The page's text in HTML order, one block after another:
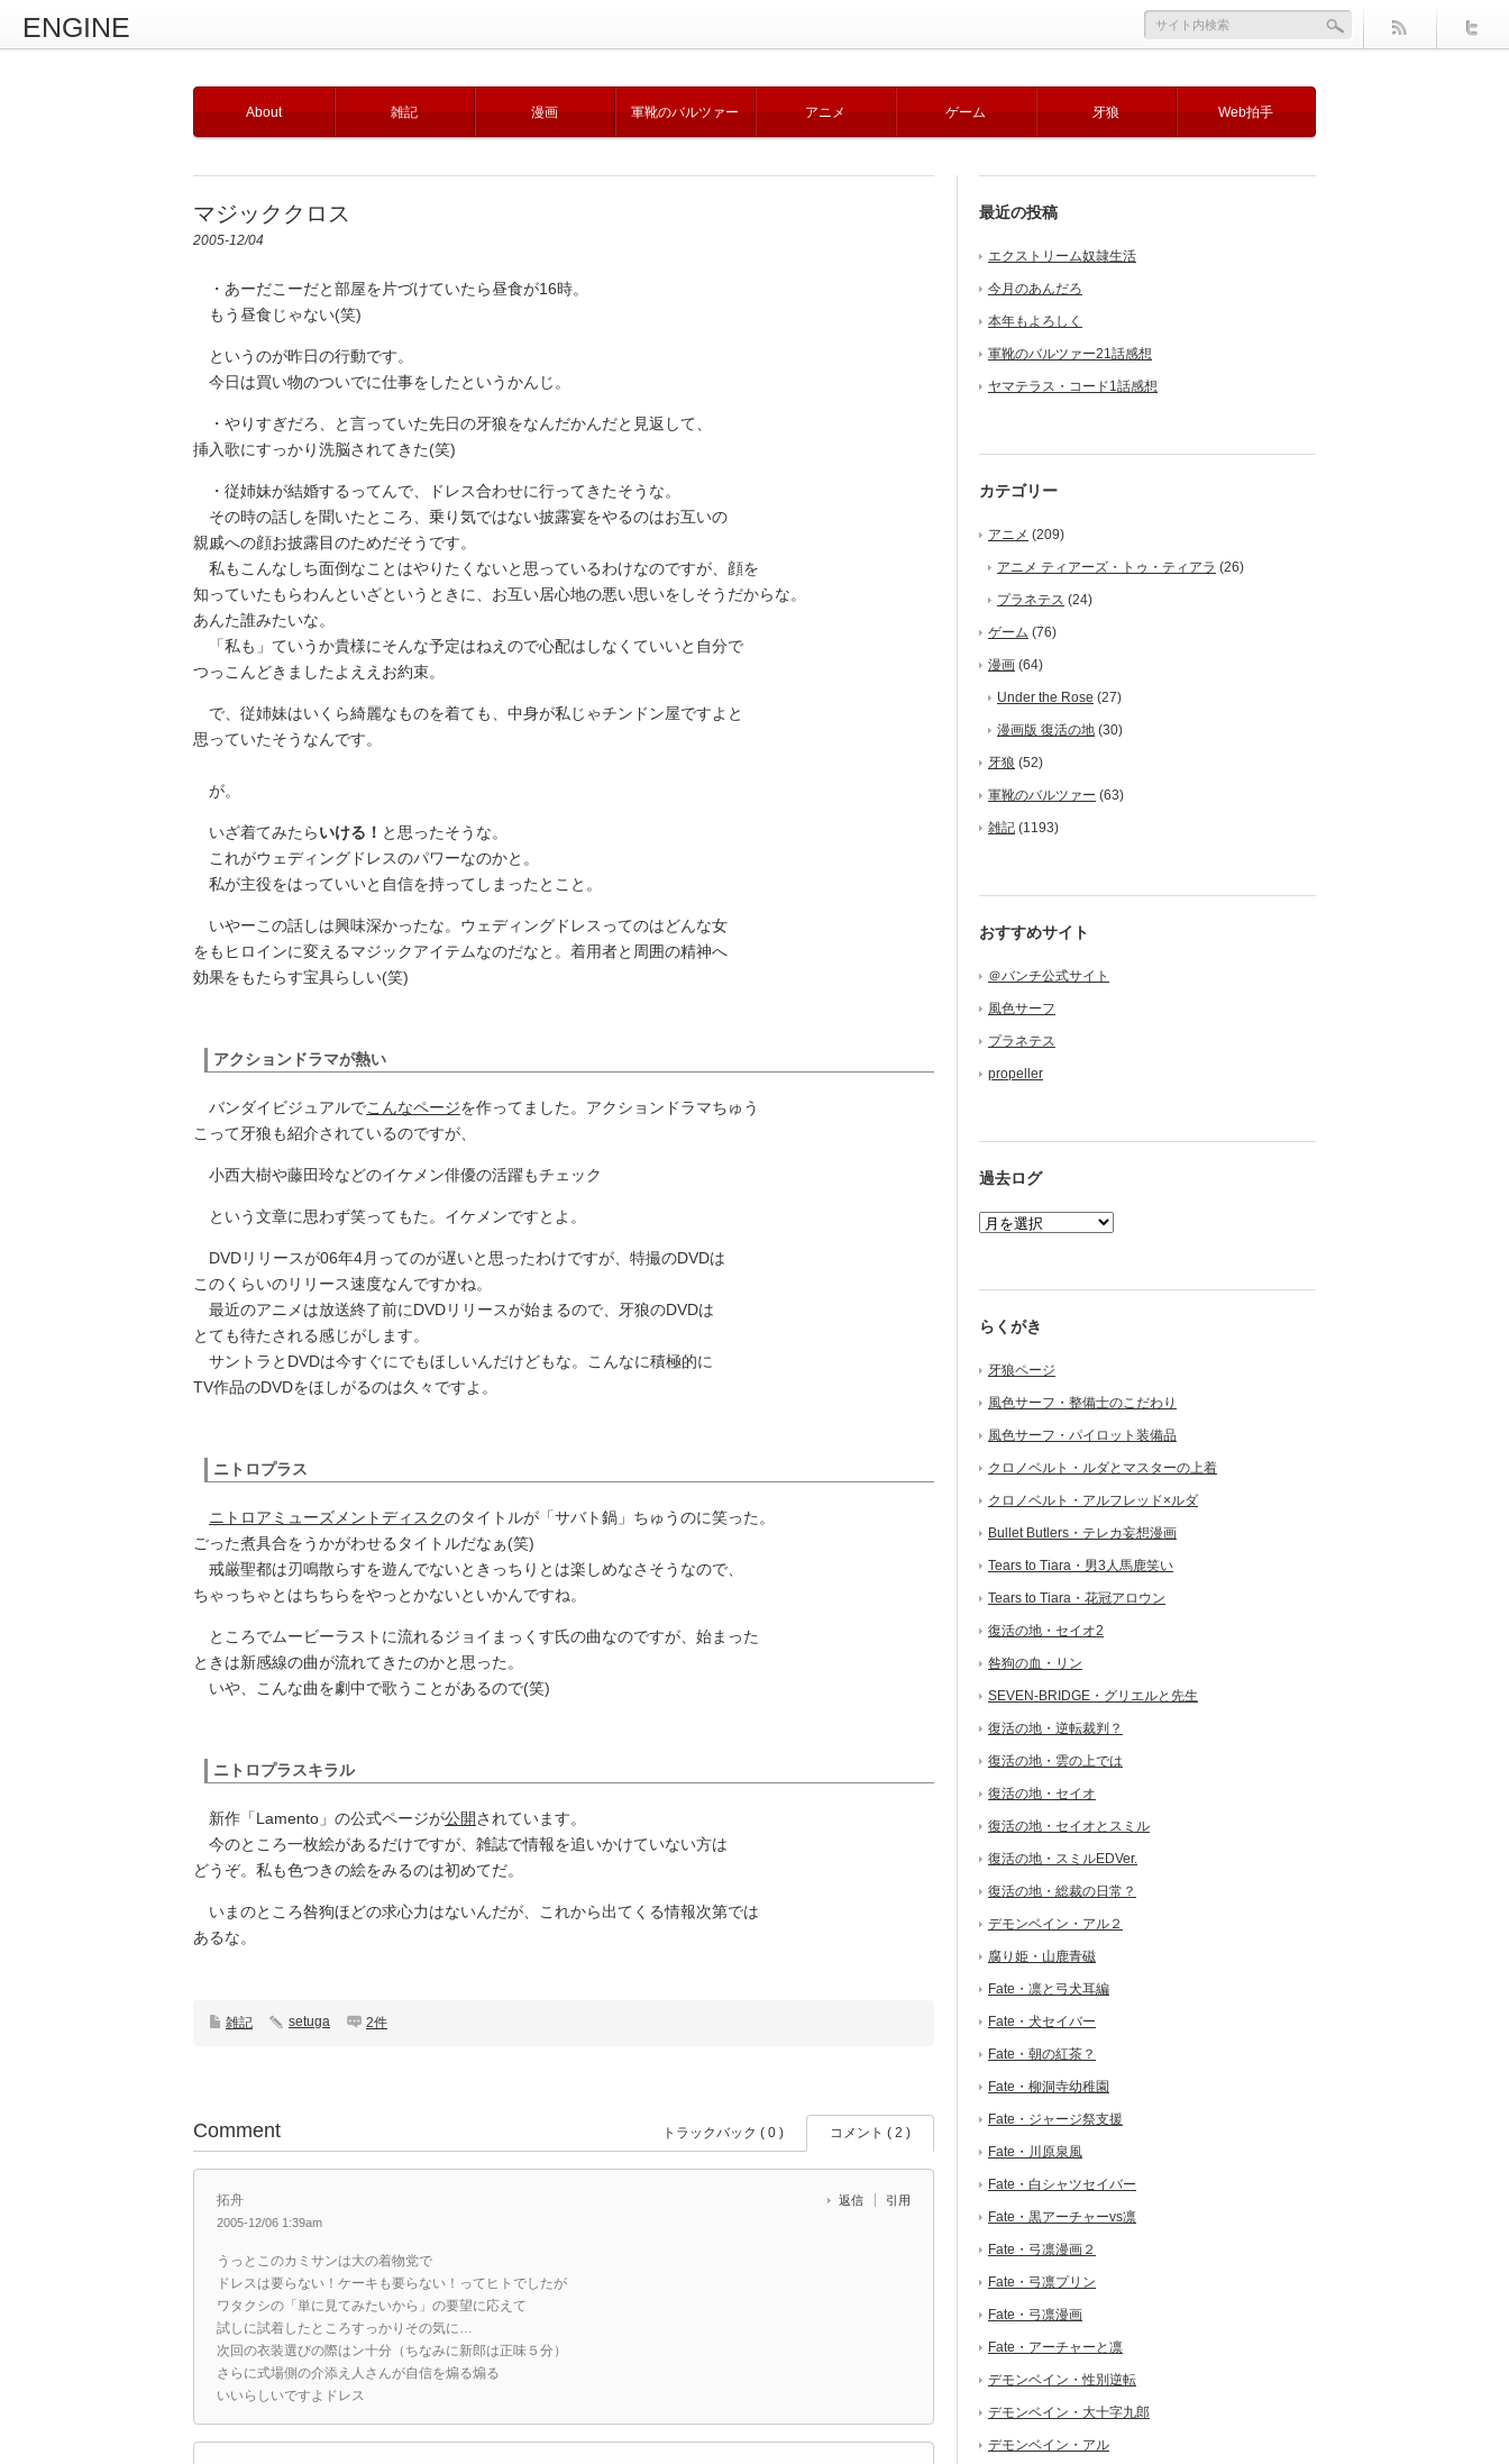
ENGINE
About 雑記 漫画 軍靴のバルツァー アニメ ゲーム 牙狼 Web拍手
マジッククロス
2005-12/04
・あーだこーだと部屋を片づけていたら昼食が16時。
もう昼食じゃない(笑)
というのが昨日の行動です。
今日は買い物のついでに仕事をしたというかんじ。
・やりすぎだろ、と言っていた先日の牙狼をなんだかんだと見返して、
挿入歌にすっかり洗脳されてきた(笑)
・従姉妹が結婚するってんで、ドレス合わせに行ってきたそうな。
その時の話しを聞いたところ、乗り気ではない披露宴をやるのはお互いの
親戚への顔お披露目のためだそうです。
私もこんなしち面倒なことはやりたくないと思っているわけなのですが、顔を
知っていたもらわんといざというときに、お互い居心地の悪い思いをしそうだからな。
あんた誰みたいな。
「私も」ていうか貴様にそんな予定はねえので心配はしなくていいと自分で
つっこんどきましたよええお約束。
で、従姉妹はいくら綺麗なものを着ても、中身が私じゃチンドン屋ですよと
思っていたそうなんです。
が。
いざ着てみたらいける！ と思ったそうな。
これがウェディングドレスのパワーなのかと。
私が主役をはっていいと自信を持ってしまったとこと。
いやーこの話しは興味深かったな。ウェディングドレスってのはどんな女
をもヒロインに変えるマジックアイテムなのだなと。着用者と周囲の精神へ
効果をもたらす宝具らしい(笑)
アクションドラマが熱い
バンダイビジュアルでこんなページを作ってました。アクションドラマちゅう
こって牙狼も紹介されているのですが、
小西大樹や藤田玲などのイケメン俳優の活躍もチェック
という文章に思わず笑ってもた。イケメンですとよ。
DVDリリースが06年4月ってのが遅いと思ったわけですが、特撮のDVDは
このくらいのリリース速度なんですかね。
最近のアニメは放送終了前にDVDリリースが始まるので、牙狼のDVDは
とても待たされる感じがします。
サントラとDVDは今すぐにでもほしいんだけどもな。こんなに積極的に
TV作品のDVDをほしがるのは久々ですよ。
ニトロプラス
ニトロアミューズメントディスクのタイトルが「サバト鍋」ちゅうのに笑った。
ごった煮具合をうかがわせるタイトルだなぁ(笑)
戒厳聖都は刃鳴散らすを遊んでないときっちりとは楽しめなさそうなので、
ちゃっちゃとはちちらをやっとかないといかんですね。
ところでムービーラストに流れるジョイまっくす氏の曲なのですが、始まった
ときは新感線の曲が流れてきたのかと思った。
いや、こんな曲を劇中で歌うことがあるので(笑)
ニトロプラスキラル
新作「Lamento」の公式ページが公開されています。
今のところ一枚絵があるだけですが、雑誌で情報を追いかけていない方は
どうぞ。私も色つきの絵をみるのは初めてだ。
いまのところ咎狗ほどの求心力はないんだが、これから出てくる情報次第では
あるな。
雑記 setuga 2件
Comment トラックバック ( 0 ) コメント ( 2 )
拓舟
2005-12/06 1:39am
返信 引用
うっとこのカミサンは大の着物党で
ドレスは要らない！ケーキも要らない！ってヒトでしたが
ワタクシの「単に見てみたいから」の要望に応えて
試しに試着したところすっかりその気に…
次回の衣装選びの際はン十分（ちなみに新郎は正味５分）
さらに式場側の介添え人さんが自信を煽る煽る
いいらしいですよドレス
最近の投稿
エクストリーム奴隷生活
今月のあんだろ
本年もよろしく
軍靴のバルツァー21話感想
ヤマテラス・コード1話感想
カテゴリー
アニメ (209)
アニメ ティアーズ・トゥ・ティアラ (26)
プラネテス (24)
ゲーム (76)
漫画 (64)
Under the Rose (27)
漫画版 復活の地 (30)
牙狼 (52)
軍靴のバルツァー (63)
雑記 (1193)
おすすめサイト
＠バンチ公式サイト
風色サーフ
プラネテス
propeller
過去ログ
らくがき
牙狼ページ
風色サーフ・整備士のこだわり
風色サーフ・パイロット装備品
クロノベルト・ルダとマスターの上着
クロノベルト・アルフレッド×ルダ
Bullet Butlers・テレカ妄想漫画
Tears to Tiara・男3人馬鹿笑い
Tears to Tiara・花冠アロウン
復活の地・セイオ2
咎狗の血・リン
SEVEN-BRIDGE・グリエルと先生
復活の地・逆転裁判？
復活の地・雲の上では
復活の地・セイオ
復活の地・セイオとスミル
復活の地・スミルEDVer.
復活の地・総裁の日常？
デモンベイン・アル２
腐り姫・山鹿青磁
Fate・凛と弓犬耳編
Fate・犬セイバー
Fate・朝の紅茶？
Fate・柳洞寺幼稚園
Fate・ジャージ祭支援
Fate・川原泉風
Fate・白シャツセイバー
Fate・黒アーチャーvs凛
Fate・弓凛漫画２
Fate・弓凛プリン
Fate・弓凛漫画
Fate・アーチャーと凛
デモンベイン・性別逆転
デモンベイン・大十字九郎
デモンベイン・アル